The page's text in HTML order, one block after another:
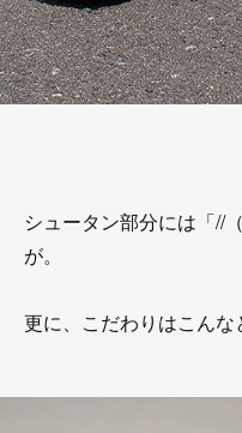
シュータン部分には「//
が。
更に、こだわりはこん